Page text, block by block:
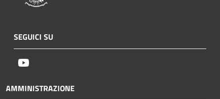
SEGUICI SU
AMMINISTRAZIONE